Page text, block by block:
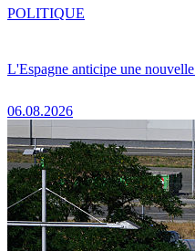
L'Espagne anticipe une
06.08.2026
POLITIQUE